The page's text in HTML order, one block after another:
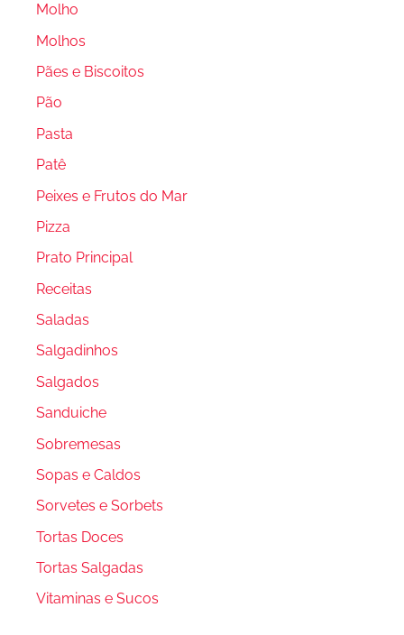
Molho
Molhos
Pães e Biscoitos
Pão
Pasta
Patê
Peixes e Frutos do Mar
Pizza
Prato Principal
Receitas
Saladas
Salgadinhos
Salgados
Sanduiche
Sobremesas
Sopas e Caldos
Sorvetes e Sorbets
Tortas Doces
Tortas Salgadas
Vitaminas e Sucos